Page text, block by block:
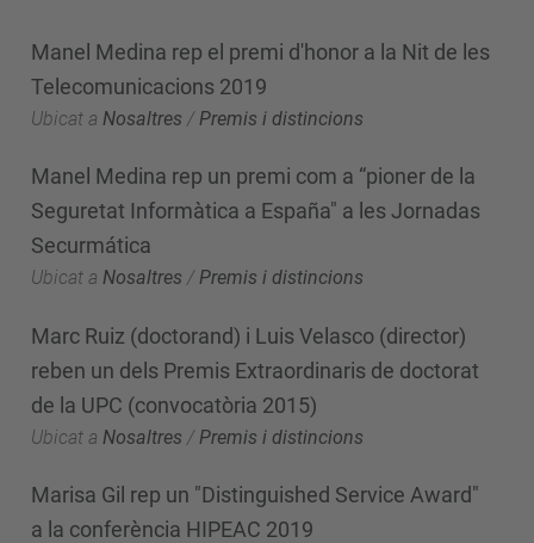
Manel Medina rep el premi d'honor a la Nit de les
Telecomunicacions 2019
Ubicat a Nosaltres / Premis i distincions
Manel Medina rep un premi com a “pioner de la
Seguretat Informàtica a España" a les Jornadas
Securmática
Ubicat a Nosaltres /Premis i distincions
Marc Ruiz (doctorand) i Luis Velasco (director)
reben un dels Premis Extraordinaris de doctorat
de la UPC (convocatòria 2015)
Ubicat a Nosaltres / Premis i distincions
Marisa Gil rep un "Distinguished Service Award"
a la conferència HIPEAC 2019